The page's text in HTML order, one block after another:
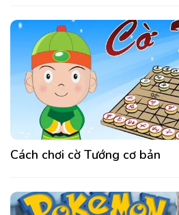
Cách chơi cờ Tướng cơ bản